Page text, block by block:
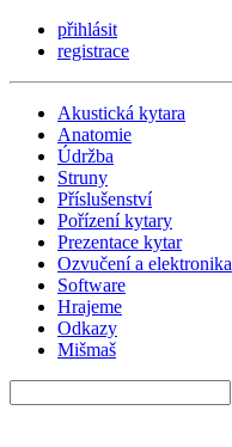
přihlásit
registrace
Akustická kytara
Anatomie
Údržba
Struny
Příslušenství
Pořízení kytary
Prezentace kytar
Ozvučení a elektronika
Software
Hrajeme
Odkazy
Mišmaš